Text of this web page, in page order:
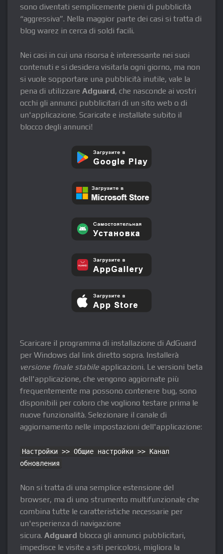
sono diventati semplicemente pieni di pubblicità
“aggressiva”. Nella maggior parte dei casi si tratta di
blog warez in cerca di soldi facili.
Nei casi in cui una risorsa è interessante nei suoi
contenuti e si desidera visitarla ogni giorno, ma non
si vuole sopportare una pubblicità inutile, vale la
pena di utilizzare Adguard, che nasconde ai vostri
occhi gli annunci pubblicitari di un sito web o di
un'applicazione. Scaricate e installate subito il
blocco degli annunci!
Scaricare il programma di installazione di AdGuard
per Windows dal link diretto sopra. Installerà
versione finale stabile applicazioni. Le versioni beta
dell'applicazione, che vengono aggiornate più
frequentemente ma possono contenere bug, sono
disponibili per coloro che vogliono testare prima le
nuove funzionalità. Selezionare il canale di
aggiornamento nelle impostazioni dell'applicazione:
Настройки >> Общие настройки >> Канал
обновления
Non si tratta di una semplice estensione del
browser, ma di uno strumento multifunzionale che
combina tutte le caratteristiche necessarie per
un'esperienza di navigazione
sicura. Adguard blocca gli annunci pubblicitari,
impedisce le visite a siti pericolosi, migliora la